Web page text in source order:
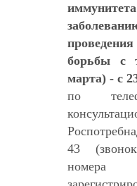
борьбы с
марта) - с
по
43